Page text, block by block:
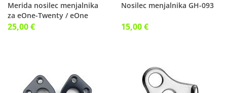
Merida nosilec menjalnika
za eOne-Twenty / eOne
Sixty 57
25,00 €
Nosilec menjalnika GH-093
15,00 €